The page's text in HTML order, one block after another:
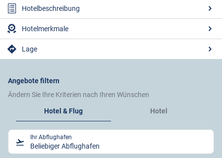
Hotelbeschreibung
Hotelmerkmale
Lage
Angebote filtern
Ändern Sie Ihre Kriterien nach Ihren Wünschen
Hotel & Flug
Hotel
Ihr Abflughafen
Beliebiger Abflughafen